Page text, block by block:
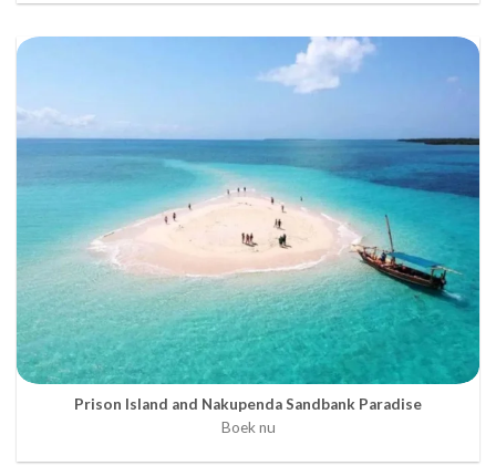
Prison Island and Nakupenda Sandbank Paradise
Boek nu